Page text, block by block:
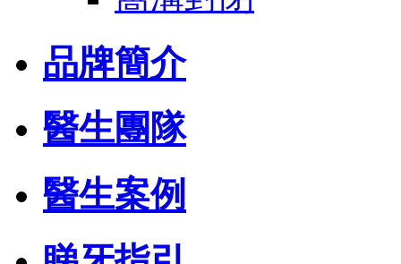
品牌簡介
醫生團隊
醫生案例